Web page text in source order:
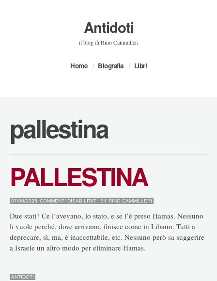
Antidoti
il blog di Rino Cammilleri
Home Biografia Libri
pallestina
PALLESTINA
07/06/2025 COMMENTI DISABILITATI SU
BY RINO.CAMMILLERI
Due stati? Ce l’avevano, lo stato, e se l’è preso Hamas. Nessuno
li vuole perché, dove arrivano, finisce come in Libano. Tutti a
deprecare, sì, ma, è inaccettabile, etc. Nessuno però sa suggerire
a Israele un altro modo per eliminare Hamas.
ANTIDOTI